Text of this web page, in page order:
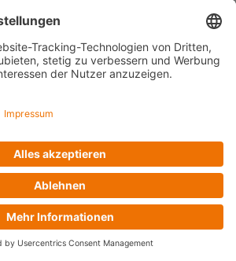
Gongs